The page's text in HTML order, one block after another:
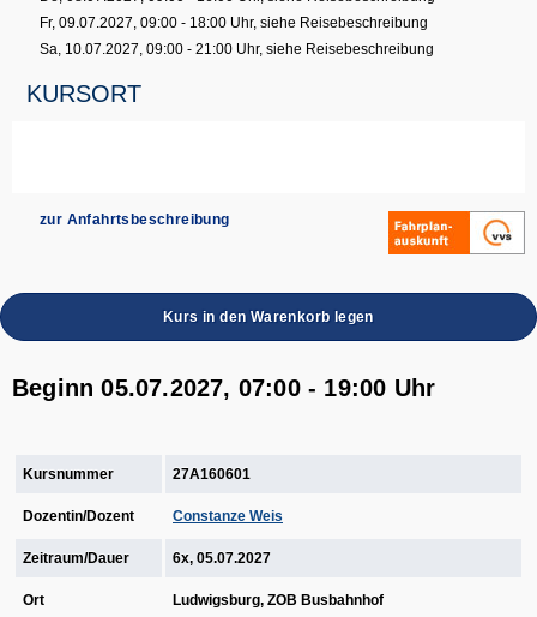
Fr, 09.07.2027, 09:00 - 18:00 Uhr, siehe Reisebeschreibung
Sa, 10.07.2027, 09:00 - 21:00 Uhr, siehe Reisebeschreibung
KURSORT
zur Anfahrtsbeschreibung
Kurs in den Warenkorb legen
Beginn 05.07.2027, 07:00 - 19:00 Uhr
Kursnummer 27A160601
Dozentin/Dozent Constanze Weis
Zeitraum/Dauer 6x, 05.07.2027
Ort Ludwigsburg, ZOB Busbahnhof